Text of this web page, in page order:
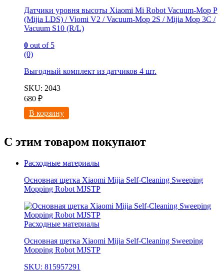
Датчики уровня высоты Xiaomi Mi Robot Vacuum-Mop P
(Mijia LDS) / Viomi V2 / Vacuum-Mop 2S / Mijia Mop 3C /
Vacuum S10 (R/L)
0 out of 5
(0)
Выгодный комплект из датчиков 4 шт.
SKU: 2043
680 ₽
В корзину
С этим товаром покупают
Расходные материалы
Основная щетка Xiaomi Mijia Self-Cleaning Sweeping
Mopping Robot MJSTP
Расходные материалы
Основная щетка Xiaomi Mijia Self-Cleaning Sweeping
Mopping Robot MJSTP
SKU: 815957291